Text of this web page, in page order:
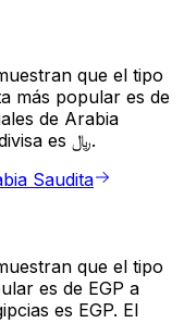
que el tipo
más popular es de
de Arabia
Saudita es SAR. El símbolo de esta divisa es ﷼.
Saudita
que el tipo
es de EGP a
es EGP. El